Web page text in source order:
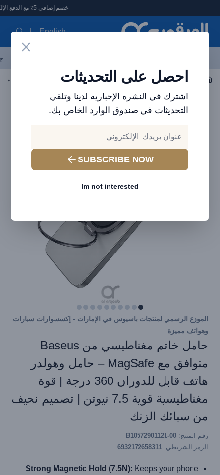
العرقوب - متجر الإلكترونيات في الإمارات
خصم إضافي 5٪ مع الدفع الإلكتروني
English
احصل على التحديثات
اشترك في النشرة الإخبارية لدينا وتلقي
التحديثات في صندوق الوارد الخاص بك.
SUBSCRIBE NOW
Im not interested
اكسسوارات الجوال حامل وماسك الموبايل والتابلت
الموزع الرسمي لمنتجات باسيوس في الإمارات - إكسسوارات سيارات
وهواتف مميزة
حامل خاتم مغناطيسي من Baseus
متوافق مع MagSafe – حامل وهولدر
هاتف قابل للدوران 360 درجة | قوة
مغناطيسية قوية 7.5 نيوتن | تصميم نحيف
من سبائك الزنك
رقم المنتج: B10572901121-00
الرمز الشريطي: 6932172658311
Strong Magnetic Hold (7.5N): Keeps your phone